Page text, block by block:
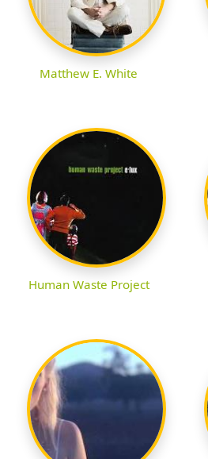
Matthew E. White
Human Waste Project